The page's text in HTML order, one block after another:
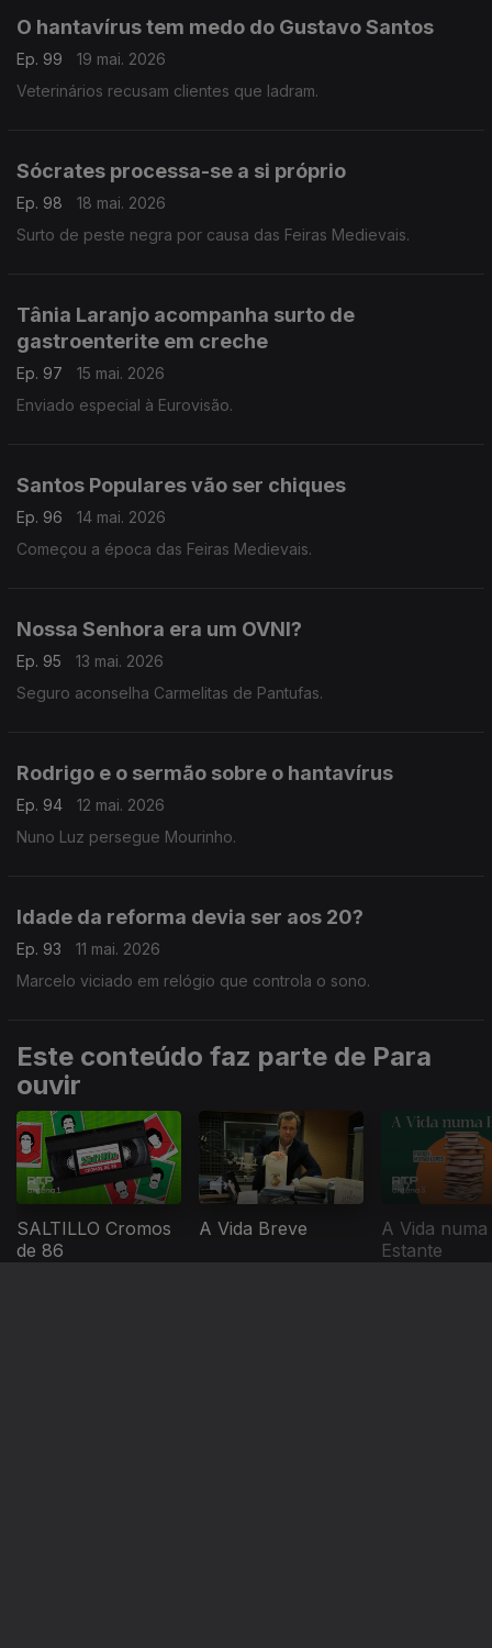
O hantavírus tem medo do Gustavo Santos
Ep. 99
19 mai. 2026
Veterinários recusam clientes que ladram.
Sócrates processa-se a si próprio
Ep. 98
18 mai. 2026
Surto de peste negra por causa das Feiras Medievais.
Tânia Laranjo acompanha surto de
gastroenterite em creche
Ep. 97
15 mai. 2026
Enviado especial à Eurovisão.
Santos Populares vão ser chiques
Ep. 96
14 mai. 2026
Começou a época das Feiras Medievais.
Nossa Senhora era um OVNI?
Ep. 95
13 mai. 2026
Seguro aconselha Carmelitas de Pantufas.
Rodrigo e o sermão sobre o hantavírus
Ep. 94
12 mai. 2026
Nuno Luz persegue Mourinho.
Idade da reforma devia ser aos 20?
Ep. 93
11 mai. 2026
Marcelo viciado em relógio que controla o sono.
Este conteúdo faz parte de Para
ouvir
SALTILLO Cromos
de 86
A Vida Breve
A Vida numa
Estante